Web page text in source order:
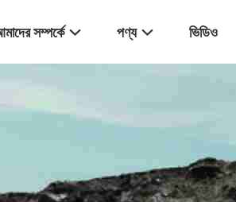
সম্পর্কে পণ্য ভিডিও